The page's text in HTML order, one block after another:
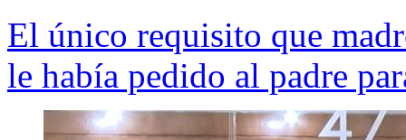
El único requisito que
le había pedido al padre